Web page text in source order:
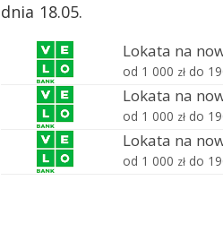
dnia 18.05.